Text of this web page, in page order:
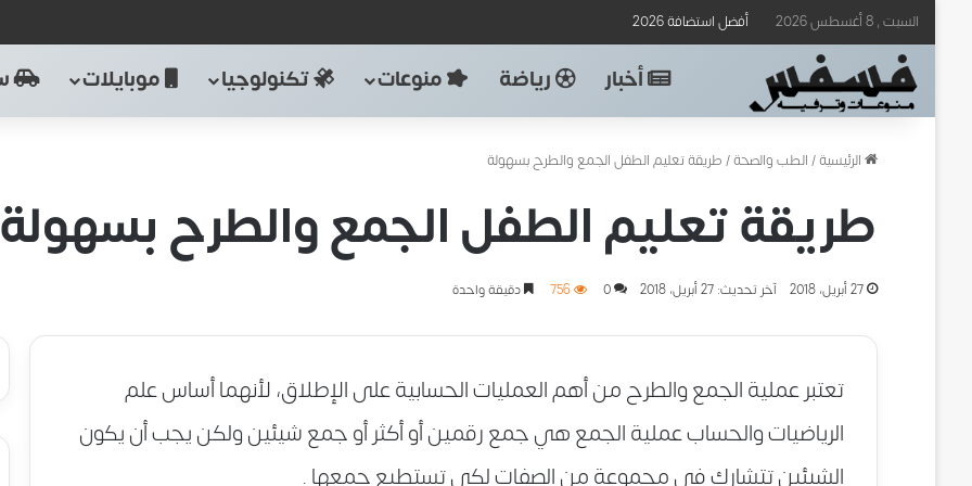
السبت , 8 أغسطس 2026 أفضل استضافة 2026
أخبار رياضة منوعات تكنولوجيا موبايلات
الرئيسية/الطب والصحة/طريقة تعليم الطفل الجمع والطرح بسهولة
طريقة تعليم الطفل الجمع والطرح بسهولة
27 أبريل، 2018 آخر تحديث: 27 أبريل، 2018 0
756 دقيقة واحدة
تعتبر عملية الجمع والطرح من أهم العمليات الحسابية على الإطلاق، لأنهما أساس علم
الرياضيات والحساب عملية الجمع هي جمع رقمين أو أكثر أو جمع شيئين ولكن يجب أن يكون
الشيئين تتشارك في مجموعة من الصفات لكي تستطيع جمعها .